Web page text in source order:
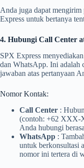
Anda juga dapat
Express untuk bertanya
4. Hubungi Call Center
SPX Express
dan WhatsApp. Ini adalah
jawaban atas pertanyaan
Nomor Kontak:
Call Center :
(contoh: +62 XXX-
Anda hubungi
WhatsApp :
untuk berkonsultasi
nomor ini tertera di